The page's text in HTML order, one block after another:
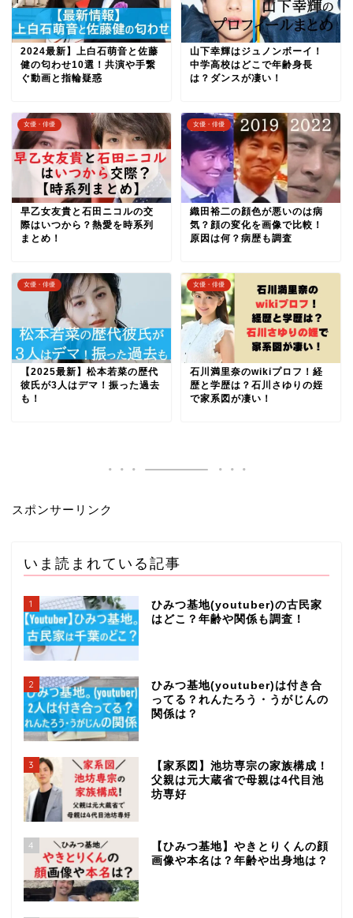
2024最新】上白石萌音と佐藤
健の匂わせ10選！共演や手繋
ぐ動画と指輪疑惑
山下幸輝はジュノンボーイ！
中学高校はどこで年齢身長
は？ダンスが凄い！
女優・俳優
早乙女友貴と石田ニコルの交
際はいつから？熱愛を時系列
まとめ！
女優・俳優
織田裕二の顔色が悪いのは病
気？顔の変化を画像で比較！
原因は何？病歴も調査
女優・俳優
【2025最新】松本若菜の歴代
彼氏が3人はデマ！振った過去
も！
女優・俳優
石川満里奈のwikiプロフ！経
歴と学歴は？石川さゆりの姪
で家系図が凄い！
スポンサーリンク
いま読まれている記事
1
ひみつ基地(youtuber)の古民家
はどこ？年齢や関係も調査！
2
ひみつ基地(youtuber)は付き合
ってる？れんたろう・うがじんの
関係は？
3
【家系図】池坊専宗の家族構成！
父親は元大蔵省で母親は4代目池
坊専好
4
【ひみつ基地】やきとりくんの顔
画像や本名は？年齢や出身地は？